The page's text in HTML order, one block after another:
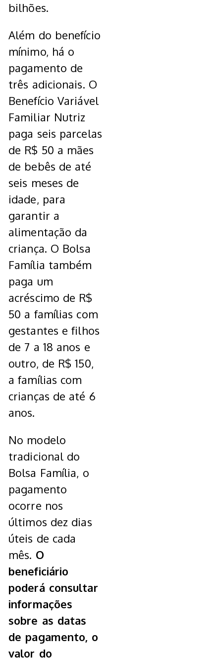
bilhões.
Além do benefício
mínimo, há o
pagamento de
três adicionais. O
Benefício Variável
Familiar Nutriz
paga seis parcelas
de R$ 50 a mães
de bebês de até
seis meses de
idade, para
garantir a
alimentação da
criança. O Bolsa
Família também
paga um
acréscimo de R$
50 a famílias com
gestantes e filhos
de 7 a 18 anos e
outro, de R$ 150,
a famílias com
crianças de até 6
anos.
No modelo
tradicional do
Bolsa Família, o
pagamento
ocorre nos
últimos dez dias
úteis de cada
mês. O
beneficiário
poderá consultar
informações
sobre as datas
de pagamento, o
valor do